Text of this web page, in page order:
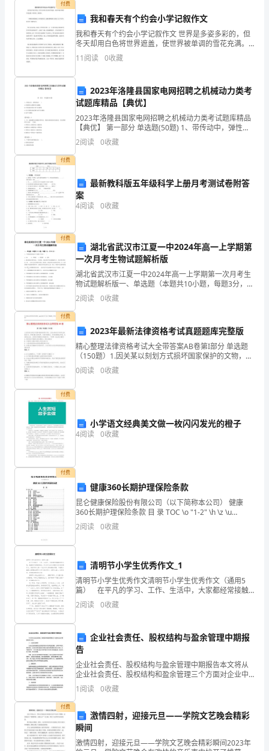
（英
文）
Personal
Profiles
Name:
XXX
Sex:
Female
Ethnic:
Chinese
political
face:
the
face:themassesAcademicqualifications(degree):college
Tel:-
AcademyofArtsandCrafts1995.9-
1998.7graphicdesign
付费
我和春天有个约会小学记叙作文
我和春天有个约会小学记叙作文 世界是多姿多彩的，但
冬天却用白色将世界遮盖，使世界被单调的雪花充满。
盼望着，盼望着。 一阵暖风悄悄拂过，如丝般轻柔。这
暖风携着春天来到了这个世界，春天终于如约而至
11阅读 0收藏
2023年洛隆县国家电网招聘之机械动力类考
试题库精品【典优】
2023年洛隆县国家电网招聘之机械动力类考试题库精品
【典优】 第一部分 单选题(50题) 1、带传动中，弹性滑
动( )A.在张紧力足够时可以避免B.在传递功率较小时可以
避免C.在小带轮包角足
2阅读 0收藏
付费
最新教科版五年级科学上册月考测试卷附答
案
4阅读 0收藏
付费
湖北省武汉市江夏一中2024年高一上学期第
一次月考生物试题解析版
湖北省武汉市江夏一中2024年高一上学期第一次月考生
物试题解析版一、单选题（本题共10小题，每题3分，共
30分）1、下列物质的组成中不含糖分子的是（ ）A．
DNA B．纤维素 C．胆固醇 D．淀粉
2阅读 0收藏
付费
2023年最新法律资格考试真题题库完整版
精心整理法律资格考试大全带答案AB卷第I部分 单选题
（150题）1.因关某以刻划方式损坏国家保护的文物，公
安分局决定对其作出拘留10日，罚款500元的处罚。关
某申请复议，并向该局提出申请、交纳保证金后
0阅读 0收藏
付费
小学语文经典美文做一枚闪闪发光的橙子
4阅读 0收藏
付费
健康360长期护理保险条款
昆仑健康保险股份有限公司（以下简称本公司） 健康
360长期护理保险条款 目 录 TOC \o "1-2" \h \z \u
HYPERLINK \l "_Toc265162083" 第一部分 总则
2阅读 0收藏
清明节小学生优秀作文_1
清明节小学生优秀作文清明节小学生优秀作文（通用5
篇） 在平凡的学习、工作、生活中，大家都经常接触
到作文吧，根据写作命题的特点，作文可以分为命题作
文和非命题作文。相信写作文是一个让许多人都头痛的
2阅读 0收藏
企业社会责任、股权结构与盈余管理中期报
告
企业社会责任、股权结构与盈余管理中期报告本文将从
企业社会责任、股权结构和盈余管理三个方面对企业中
期报告进行分析。一、企业社会责任企业社会责任是指
企业在经济活动中应承担的道德、法律和环境方面的责
1阅读 0收藏
付费
激情四射，迎接元旦——学院文艺晚会精彩
瞬间
激情四射，迎接元旦——学院文艺晚会精彩瞬间2023年